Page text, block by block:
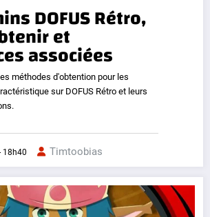
DOFUS Rétro,
et
associées
méthodes d'obtention pour les
sur DOFUS Rétro et leurs
18h40 Timtoobias